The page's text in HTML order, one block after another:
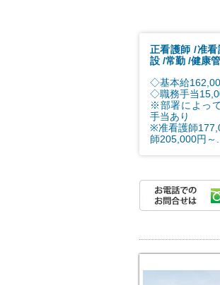
正看護師 准看
設 常勤 健康
◇基本給
◇職務手当
※部署によっ
手当あり
※准看護師
師205,000円～...